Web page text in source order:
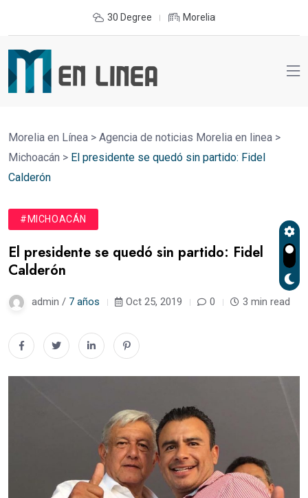
30 Degree Morelia
Morelia en Línea > Agencia de noticias Morelia en linea >
Michoacán > El presidente se quedó sin partido: Fidel
Calderón
#MICHOACÁN
El presidente se quedó sin partido: Fidel
Calderón
admin / 7 años Oct 25, 2019 0 3 min read